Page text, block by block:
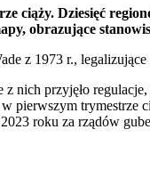
ciąży. Dziesięć
obrazujące
z 1973 r.,
nich przyjęło
pierwszym
roku za rządów